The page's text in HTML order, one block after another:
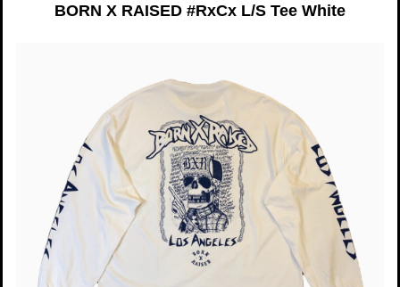
BORN X RAISED #RxCx L/S Tee White